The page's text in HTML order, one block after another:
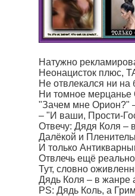
Натужно
Неонацисток плюс,
Не отвлекался ни на
Ни томное
"Зачем мне Орион?"
– "И ваши, Прости-
Отвечу: Дядя Коля –
Далёкой и
И только
Отвлечь ещё
Тут, словно
Дядь Коля – в жанре
PS: Дядь Коль, а